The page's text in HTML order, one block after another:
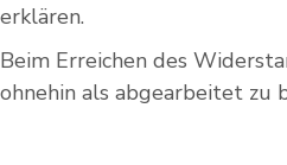
erklären.
Beim Erreichen des
ohnehin als abgearbeitet zu